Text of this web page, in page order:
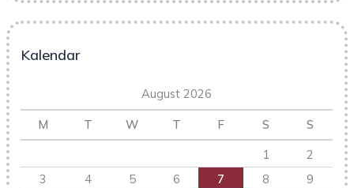
Kalendar
August 2026
M T W T F S
S
1
2
3
4 5 6 7 8
9